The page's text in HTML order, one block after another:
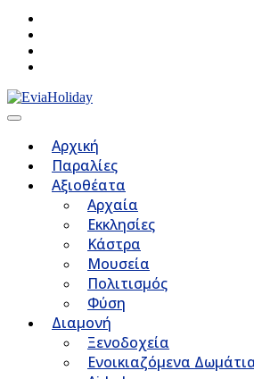
Αρχική
Παραλίες
Αξιοθέατα
Αρχαία
Εκκλησίες
Κάστρα
Μουσεία
Πολιτισμός
Φύση
Διαμονή
Ξενοδοχεία
Ενοικιαζόμενα